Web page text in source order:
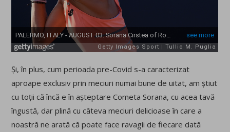
Și, în plus, cum perioada pre-Covid s-a caracterizat
aproape exclusiv prin meciuri numai bune de uitat, am știut
cu toții că încă e în așteptare Cometa Sorana, cu acea tavă
îngustă, dar plină cu câteva meciuri delicioase în care a
noastră ne arată că poate face ravagii de fiecare dată